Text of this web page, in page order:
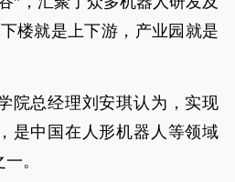
楼就是上下游，产业园就是
院总经理刘安琪认为，实现
是中国在人形机器人等领域
。